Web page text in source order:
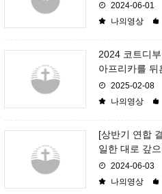
2024-06-01
나의영상
2024 코트디
아프리카를 뒤
2025-02-08
나의영상
[상반기 연합
일한 대로 갚
2024-06-03
나의영상